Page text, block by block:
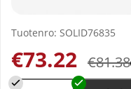
Tuotenro: SOLID76835
€81.38
€73.22